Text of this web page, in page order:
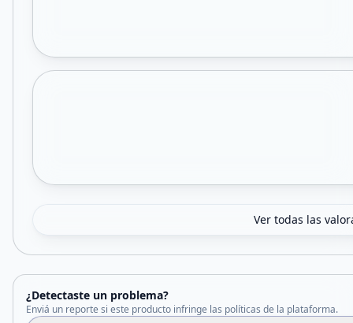
Ver todas las
¿Detectaste un problema?
Enviá un reporte si este producto infringe las políticas de la plataforma.